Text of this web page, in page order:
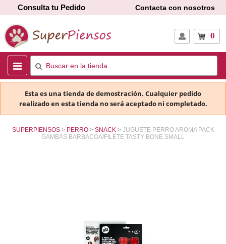
Consulta tu Pedido Contacta con nosotros
0
Esta es una tienda de demostración. Cualquier pedido
realizado en esta tienda no será aceptado ni completado.
SUPERPIENSOS PERRO SNACK
JUGUETE PERRO AROMA PACK
GAMBAS BARBACOA/FILETE TASTY BONE SMALL